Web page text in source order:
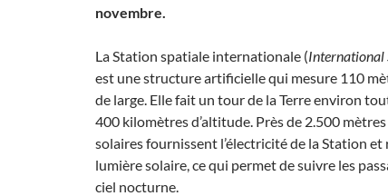
novembre.
La Station spatiale internationale (International
est une structure artificielle qui mesure 110
de large. Elle fait un tour de la Terre environ
400 kilomètres d’altitude. Près de 2.500
solaires fournissent l’électricité de la Station
lumière solaire, ce qui permet de suivre les
ciel nocturne.